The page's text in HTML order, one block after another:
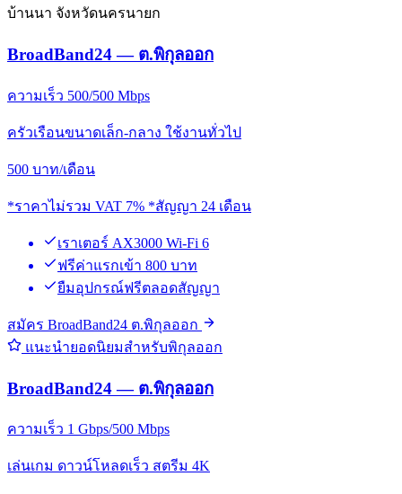
บ้านนา จังหวัดนครนายก
BroadBand24 — ต.พิกุลออก
ความเร็ว 500/500 Mbps
ครัวเรือนขนาดเล็ก-กลาง ใช้งานทั่วไป
500 บาท/เดือน
*ราคาไม่รวม VAT 7% *สัญญา 24 เดือน
เราเตอร์ AX3000 Wi-Fi 6
ฟรีค่าแรกเข้า 800 บาท
ยืมอุปกรณ์ฟรีตลอดสัญญา
สมัคร BroadBand24 ต.พิกุลออก
แนะนำยอดนิยมสำหรับพิกุลออก
BroadBand24 — ต.พิกุลออก
ความเร็ว 1 Gbps/500 Mbps
เล่นเกม ดาวน์โหลดเร็ว สตรีม 4K